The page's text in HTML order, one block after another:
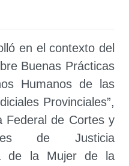
en el contexto del
Buenas Prácticas
Humanos de las
Provinciales”,
Federal de Cortes y
de Justicia
de la Mujer de la